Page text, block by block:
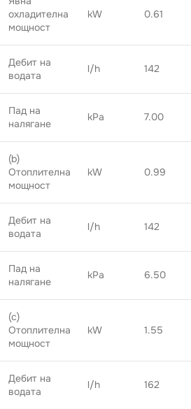
охладителна
мощност
kW 0.61
Дебит на
водата
l/h 142
Пад на
налягане
kPa 7.00
(b)
Отоплителна
мощност
kW 0.99
Дебит на
водата
l/h 142
Пад на
налягане
kPa 6.50
(c)
Отоплителна
мощност
kW 1.55
Дебит на
водата
l/h 162